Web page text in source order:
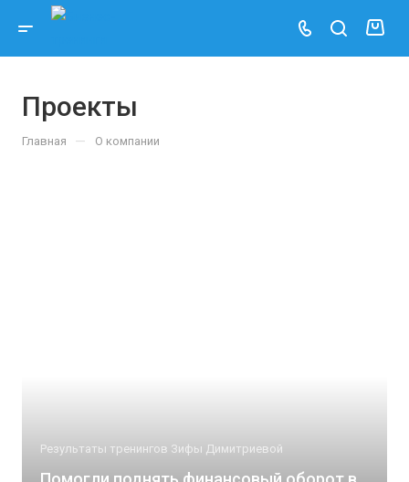
Проекты
Главная — О компании
Результаты тренингов Зифы Димитриевой